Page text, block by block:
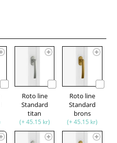
Roto line
Standard
titan
(+ 45.15 kr)
Roto line
Standard
brons
(+ 45.15 kr)